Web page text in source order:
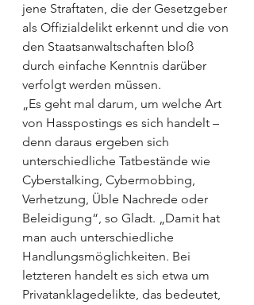
jene Straftaten, die der Gesetzgeber
als Offizialdelikt erkennt und die von
den Staatsanwaltschaften bloß
durch einfache Kenntnis darüber
verfolgt werden müssen.
„Es geht mal darum, um welche Art
von Hasspostings es sich handelt –
denn daraus ergeben sich
unterschiedliche Tatbestände wie
Cyberstalking, Cybermobbing,
Verhetzung, Üble Nachrede oder
Beleidigung“, so Gladt. „Damit hat
man auch unterschiedliche
Handlungsmöglichkeiten. Bei
letzteren handelt es sich etwa um
Privatanklagedelikte, das bedeutet,